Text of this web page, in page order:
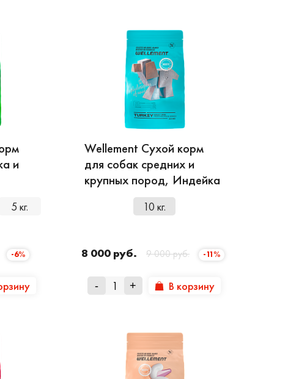
ведущего производителя
Фриздрай — первоклассное качество
Wellement можно и нужно смешивать!
ваших собак и кошек с учётом их
специализированных рецептов,
и приготовить за пару минут!
и
5 кг.
-6%
Wellement Сухой корм
для собак средних и
крупных пород, Индейка
10 кг.
8 000 руб. 9 000 руб. -11%
- + В корзину